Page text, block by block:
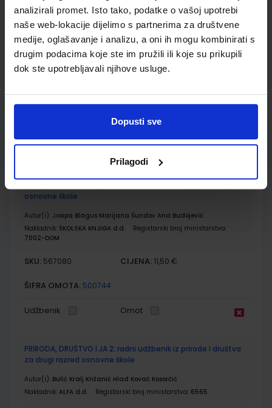
analizirali promet. Isto tako, podatke o vašoj upotrebi
naše web-lokacije dijelimo s partnerima za društvene
medije, oglašavanje i analizu, a oni ih mogu kombinirati s
drugim podacima koje ste im pružili ili koje su prikupili
dok ste upotrebljavali njihove usluge.
Dopusti sve
Prilagodi
E-SVIJET 2; radni udžbenik informatike s dodatnim
digitalnim sadržajima u drugom razredu osnovne škole
Autor(i):
Blagus Ljubić Klemše Flisar Odorčić Ružić Mihočka
Nakladnik: ŠKOLSKA KNJIGA d.d. Registarski broj ministarstva:
SKU:567079 CIJENA:11,88 €
Udžbenik Omot
osnovne škole
Autor(i): Josipa Blagus Marijana Šundov Ana Budojević
Nakladnik: ŠKOLSKA KNJIGA d.d.
Registarski broj ministarstva:
7002-DOM
SKU: 567080 CIJENA: 11,50 €
ŠIFRA OMOTA: 500744
Udžbenik Omot
PRIRODA, DRUŠTVO I JA 2; radni udžbenik iz prirode i društva
za drugi razred osnovne škole
Autor(i): Bulić Kralj Križanić Hlad Kovač Kosorčić
Nakladnik: ALFA d.d. Registarski broj ministarstva: 6565